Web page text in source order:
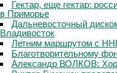
Гектар, еще гектар:
в Приморье
Дальневосточный
Владивосток
Летним маршрутом с
Благотворительному
Александр ВОЛКОВ: